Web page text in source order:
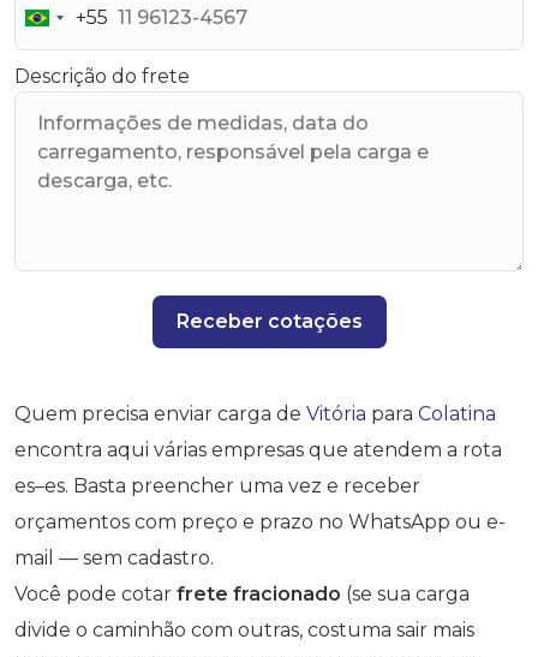
Brazil
+55
+55
Descrição do frete
Receber cotações
Quem precisa enviar carga de Vitória para Colatina
encontra aqui várias empresas que atendem a rota
es–es. Basta preencher uma vez e receber
orçamentos com preço e prazo no WhatsApp ou e-
mail — sem cadastro.
Você pode cotar frete fracionado (se sua carga
divide o caminhão com outras, costuma sair mais